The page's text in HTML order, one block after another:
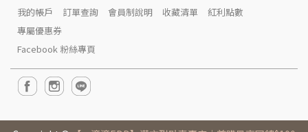
我的帳戶 訂單查詢 會員制說明 收藏清單
紅利點數
專屬優惠券
Facebook 粉絲專頁